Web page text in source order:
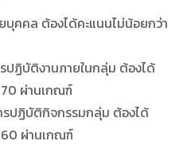
คคล ต้องได้คะแนนไม่น้อยกว่า
ฏิบัติงานภายในกลุ่ม ต้องได้
70 ผ่านเกณฑ์
ปฏิบัติกิจกรรมกลุ่ม ต้องได้
60 ผ่านเกณฑ์